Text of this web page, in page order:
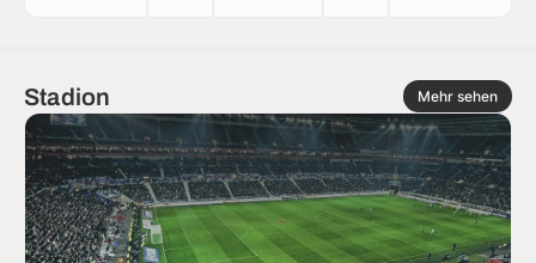
Stadion Mehr sehen